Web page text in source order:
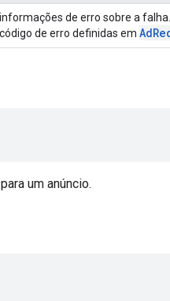
informações de erro sobre a falha.
código de erro definidas em
um anúncio.